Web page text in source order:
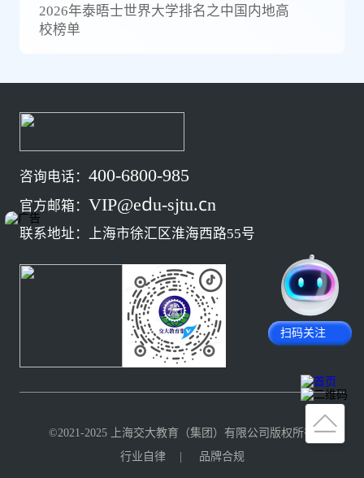
2026年泰晤士世界大学排名之中国内地高
校榜单
扫码关注
咨询电话： 400-6800-985
官方邮箱： VIP@edu-sjtu.cn
联系地址：上海市徐汇区淮海西路55号
©2021-2025 上海交大教育（集团）有限公司版权所有
行业自律
|
品牌合规